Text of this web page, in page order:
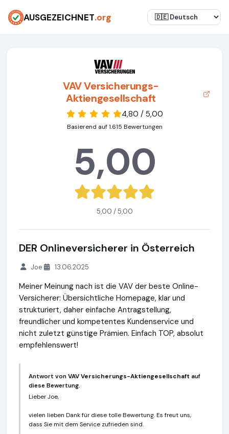
AUSGEZEICHNET.org
VAV Versicherungs-
Aktiengesellschaft
4,80 / 5,00
Basierend auf 1.615 Bewertungen
5,00
5,00 / 5,00
DER Onlineversicherer in Österreich
Joe 13.06.2025
Meiner Meinung nach ist die VAV der beste Online-
Versicherer: Übersichtliche Homepage, klar und
strukturiert, daher einfache Antragstellung,
freundlicher und kompetentes Kundenservice und
nicht zuletzt günstige Prämien. Einfach TOP, absolut
empfehlenswert!
Antwort vonVAV Versicherungs-Aktiengesellschaft auf
diese Bewertung.
Lieber Joe,
vielen lieben Dank für diese tolle Bewertung. Es freut uns,
dass Sie mit dem Service zufrieden sind.